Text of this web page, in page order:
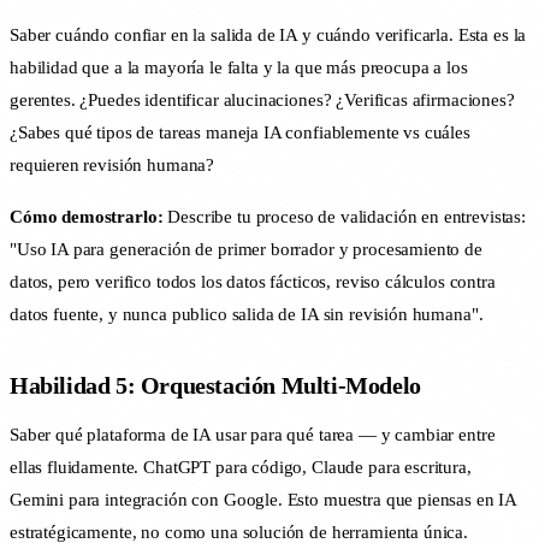
Saber cuándo confiar en la salida de IA y cuándo verificarla. Esta es la
habilidad que a la mayoría le falta y la que más preocupa a los
gerentes. ¿Puedes identificar alucinaciones? ¿Verificas afirmaciones?
¿Sabes qué tipos de tareas maneja IA confiablemente vs cuáles
requieren revisión humana?
Cómo demostrarlo: Describe tu proceso de validación en entrevistas:
"Uso IA para generación de primer borrador y procesamiento de
datos, pero verifico todos los datos fácticos, reviso cálculos contra
datos fuente, y nunca publico salida de IA sin revisión humana".
Habilidad 5: Orquestación Multi-Modelo
Saber qué plataforma de IA usar para qué tarea — y cambiar entre
ellas fluidamente. ChatGPT para código, Claude para escritura,
Gemini para integración con Google. Esto muestra que piensas en IA
estratégicamente, no como una solución de herramienta única.